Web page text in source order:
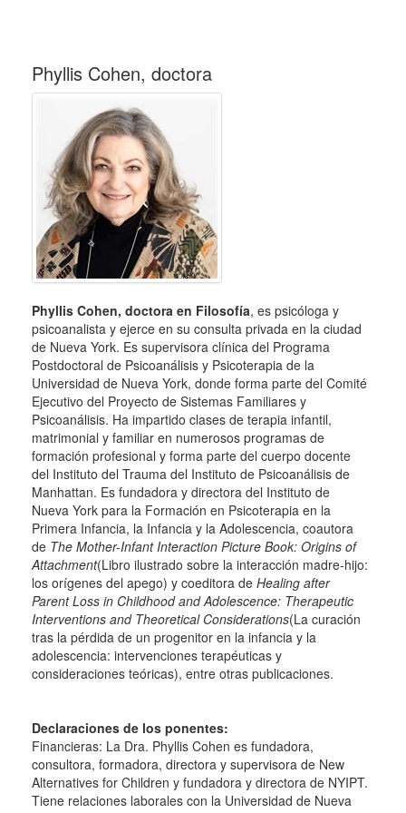
Phyllis Cohen, doctora
Phyllis Cohen, doctora en Filosofía, es psicóloga y
psicoanalista y ejerce en su consulta privada en la ciudad
de Nueva York. Es supervisora clínica del Programa
Postdoctoral de Psicoanálisis y Psicoterapia de la
Universidad de Nueva York, donde forma parte del Comité
Ejecutivo del Proyecto de Sistemas Familiares y
Psicoanálisis. Ha impartido clases de terapia infantil,
matrimonial y familiar en numerosos programas de
formación profesional y forma parte del cuerpo docente
del Instituto del Trauma del Instituto de Psicoanálisis de
Manhattan. Es fundadora y directora del Instituto de
Nueva York para la Formación en Psicoterapia en la
Primera Infancia, la Infancia y la Adolescencia, coautora
de The Mother-Infant Interaction Picture Book: Origins of
Attachment(Libro ilustrado sobre la interacción madre-hijo:
los orígenes del apego) y coeditora de Healing after
Parent Loss in Childhood and Adolescence: Therapeutic
Interventions and Theoretical Considerations(La curación
tras la pérdida de un progenitor en la infancia y la
adolescencia: intervenciones terapéuticas y
consideraciones teóricas), entre otras publicaciones.
Declaraciones de los ponentes:
Financieras: La Dra. Phyllis Cohen es fundadora,
consultora, formadora, directora y supervisora de New
Alternatives for Children y fundadora y directora de NYIPT.
Tiene relaciones laborales con la Universidad de Nueva